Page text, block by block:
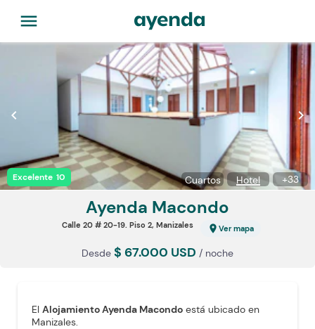
menu
Excelente 10
chevron_left chevron_right
Hotel
Cuartos +33
Ayenda Macondo
Calle 20 # 20-19. Piso 2, Manizales location_on Ver mapa
Desde $ 67.000 USD / noche
El Alojamiento Ayenda Macondo está ubicado en
Manizales.